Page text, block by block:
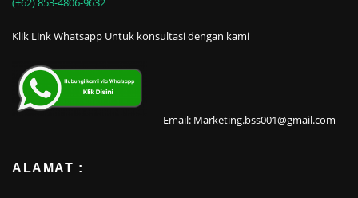
Klik Link Whatsapp Untuk konsultasi dengan kami
Email: Marketing.bss001@gmail.com
ALAMAT :